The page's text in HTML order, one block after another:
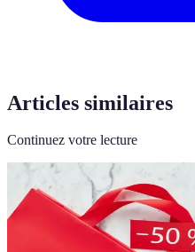
Articles similaires
Continuez votre lecture